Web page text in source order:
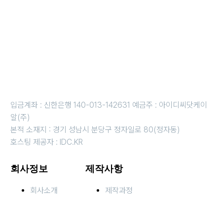
입금계좌 : 신한은행 140-013-142631 예금주 : 아이디씨닷케이
알(주)
본적 소재지 : 경기 성남시 분당구 정자일로 80(정자동)
호스팅 제공자 : IDC.KR
회사정보
회사소개
제작사항
제작과정